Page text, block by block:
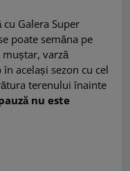
Galera Super
poate semăna pe
varză
același sezon cu cel
terenului înainte
nu este